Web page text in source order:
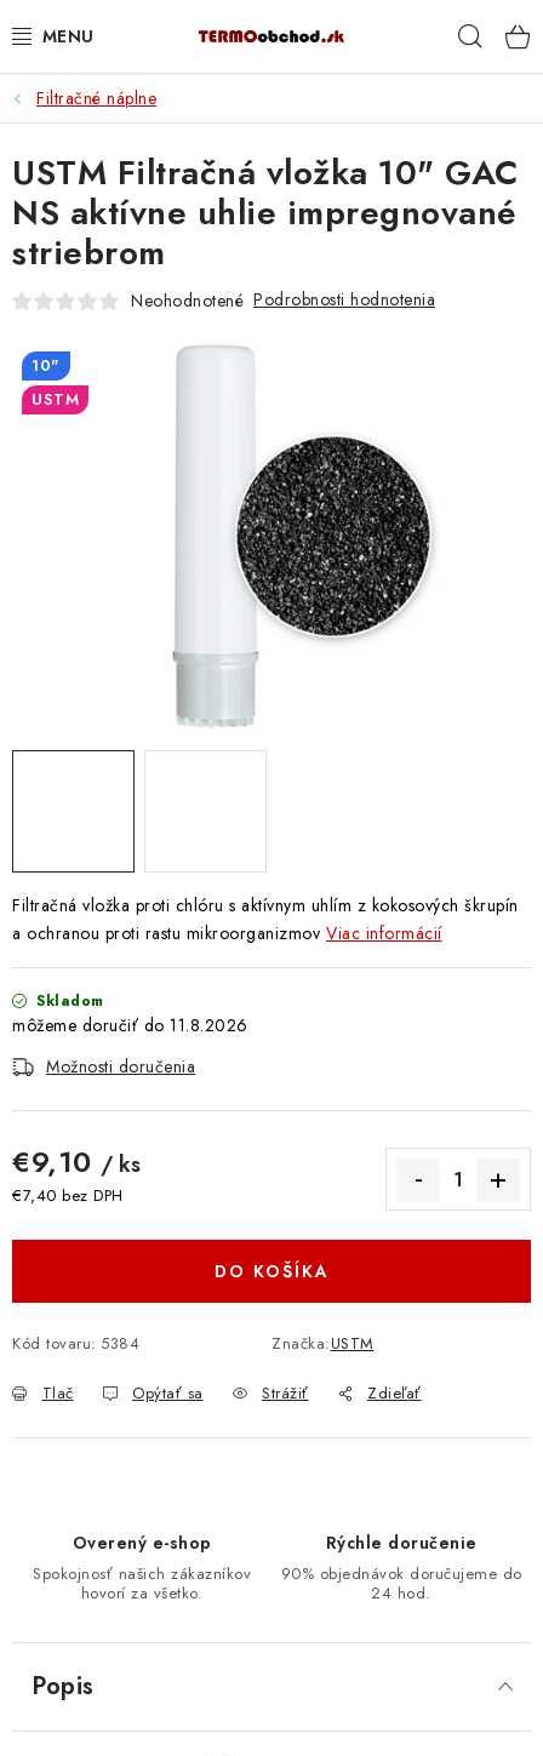
na
VYKUROVANIE
ROZVOD VODY A KÚRENIA
ODPAD A KANALIZÁCIA
PRACOVNÉ POMÔCKY
% DOPREDAJ
PREČO SA OPLATÍ KUPOVAŤ RADIÁTORY KORADO
Blog Kontakty
Napíšte nám
Filtračné náplne
Filtračná vložka proti chlóru s aktívnym uhlím z kokosových škrupín
a ochranou proti rastu mikroorganizmov Viac informácií
Skladom
11.8.2026
Možnosti doručenia
€9,10 / ks
€7,40 bez DPH
DO KOŠÍKA
Kód tovaru: 5384 Značka:USTM
Tlač Opýtať sa Strážiť Zdieľať
USTM Filtračná vložka 10" GAC
NS aktívne uhlie impregnované
striebrom
Neohodnotené Podrobnosti hodnotenia
10"
USTM
Overený e-shop
Spokojnosť našich zákazníkov
hovorí za všetko.
Rýchle doručenie
90% objednávok doručujeme do
24 hod.
Popis